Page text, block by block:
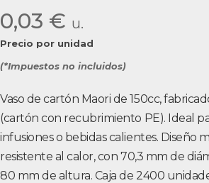
(*Impuestos no incluidos)
Precio por unidad
Vaso de cartón Maori de 150cc,
(cartón con recubrimiento PE). Ideal
infusiones o bebidas calientes. Diseño
resistente al calor, con 70,3 mm de
80 mm de altura. Caja de 2400
0,03 € u.